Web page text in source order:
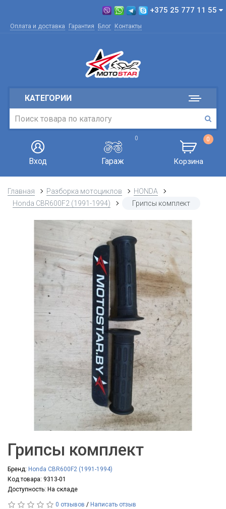
+375 25 777 11 55
Оплата и доставка Гарантия Блог Контакты
КАТЕГОРИИ
Вход
0
Гараж
0
Корзина
Главная Разборка мотоциклов
HONDA
Honda CBR600F2 (1991-1994)
Грипсы комплект
Грипсы комплект
Бренд: Honda CBR600F2 (1991-1994)
Код товара: 9313-01
Доступность: На складе
0 отзывов / Написать отзыв